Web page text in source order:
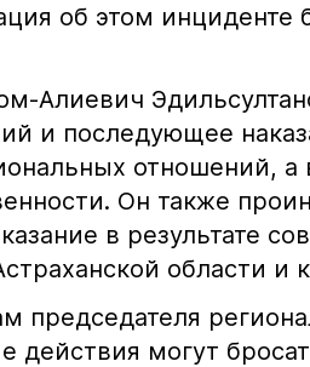
об этом инциденте
Алиевич
и последующее
отношений, а
Он также
в результате
области и
председателя
действия могут